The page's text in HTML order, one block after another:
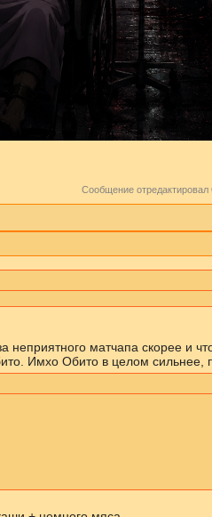
Сообщение отредактировал
матчапа скорее и
Имхо Обито в целом сильнее,